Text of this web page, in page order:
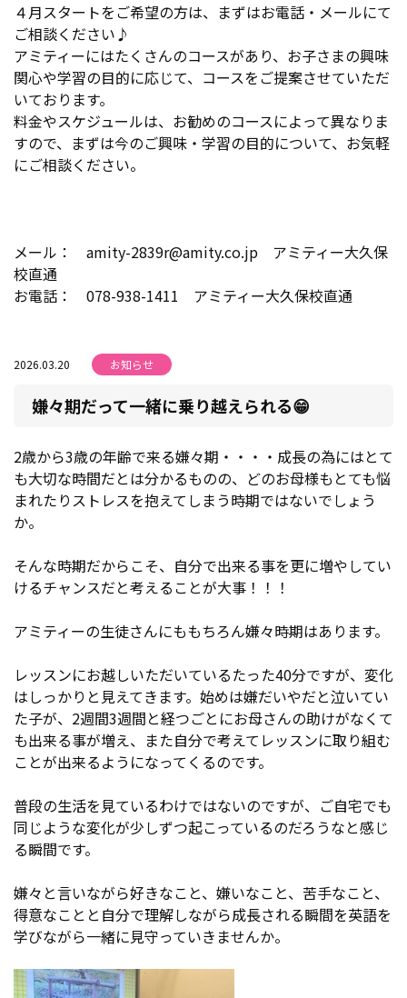
４月スタートをご希望の方は、まずはお電話・メールにて
ご相談ください♪
アミティーにはたくさんのコースがあり、お子さまの興味
関心や学習の目的に応じて、コースをご提案させていただ
いております。
料金やスケジュールは、お勧めのコースによって異なりま
すので、まずは今のご興味・学習の目的について、お気軽
にご相談ください。
メール： amity-2839r@amity.co.jp アミティー大久保
校直通
お電話： 078-938-1411 アミティー大久保校直通
2026.03.20 お知らせ
嫌々期だって一緒に乗り越えられる😁
2歳から3歳の年齢で来る嫌々期・・・・成長の為にはとて
も大切な時間だとは分かるものの、どのお母様もとても悩
まれたりストレスを抱えてしまう時期ではないでしょう
か。
そんな時期だからこそ、自分で出来る事を更に増やしてい
けるチャンスだと考えることが大事！！！
アミティーの生徒さんにももちろん嫌々時期はあります。
レッスンにお越しいただいているたった40分ですが、変化
はしっかりと見えてきます。始めは嫌だいやだと泣いてい
た子が、2週間3週間と経つごとにお母さんの助けがなくて
も出来る事が増え、また自分で考えてレッスンに取り組む
ことが出来るようになってくるのです。
普段の生活を見ているわけではないのですが、ご自宅でも
同じような変化が少しずつ起こっているのだろうなと感じ
る瞬間です。
嫌々と言いながら好きなこと、嫌いなこと、苦手なこと、
得意なことと自分で理解しながら成長される瞬間を英語を
学びながら一緒に見守っていきませんか。